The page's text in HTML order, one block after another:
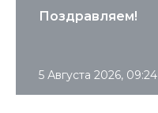
5 Августа 2026, 09:24
Поздравляем!